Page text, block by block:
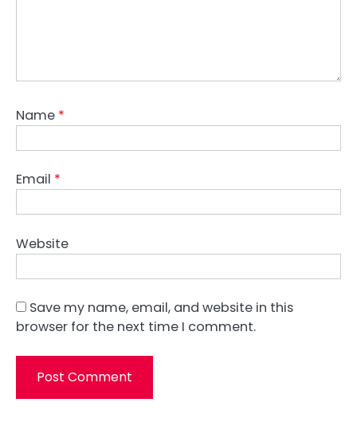
Name *
Email *
Website
Save my name, email, and website in this
browser for the next time I comment.